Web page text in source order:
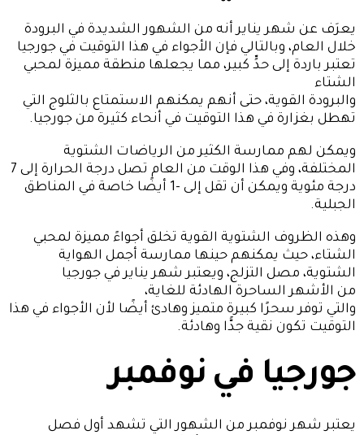
يعرَف عن شهر يناير أنه من الشهور الشديدة في البرودة
خلال العام، وبالتالي فإن الأجواء في هذا التوقيت في جورجيا
تعتبر باردة إلى حدٍّ كبير، مما يجعلها منطقة مميزة لمحبي
الشتاء
والبرودة القوية، حتى أنهم يمكنهم الاستمتاع بالثلوج التي
تهطل بغزارة في هذا التوقيت في أنحاء كثيرة من جورجيا.
ويمكن لهم ممارسة الكثير من الرياضات الشتوية
المختلفة، وفي هذا الوقت من العام تصل درجة الحرارة إلى 7
درجة مئوية ويمكن أن تقل إلى -1 أيضًا خاصة في المناطق
الجبلية.
وهذه الظروف الشتوية القوية تخلق أجواءً مميزة لمحبي
الشتاء، حيث يمكنهم حينها ممارسة أجمل الهواية
الشتوية، مصل التزلج، ويعتبر شهر يناير في جورجيا
من الأشهر الساحرة الهادئة للغاية،
والتي توفر سحرًا كبيرة متميز وهادئ أيضًا لأن الأجواء في هذا
التوقيت تكون نقية جدًّا وهادئة.
جورجيا في نوفمبر
يعتبر شهر نوفمبر من الشهور التي تشهد أول فصل